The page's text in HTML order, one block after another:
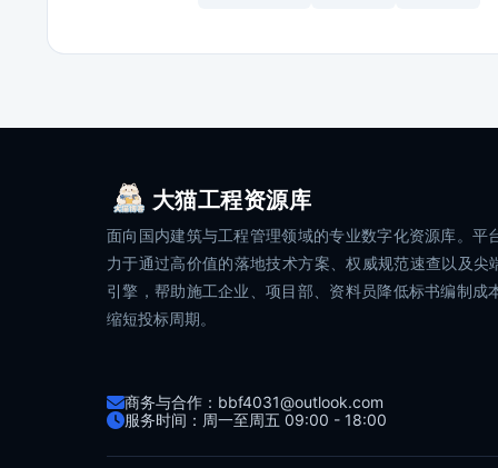
大猫工程资源库
面向国内建筑与工程管理领域的专业数字化资源库。平
力于通过高价值的落地技术方案、权威规范速查以及尖
引擎，帮助施工企业、项目部、资料员降低标书编制成
缩短投标周期。
商务与合作：bbf4031@outlook.com
服务时间：周一至周五 09:00 - 18:00